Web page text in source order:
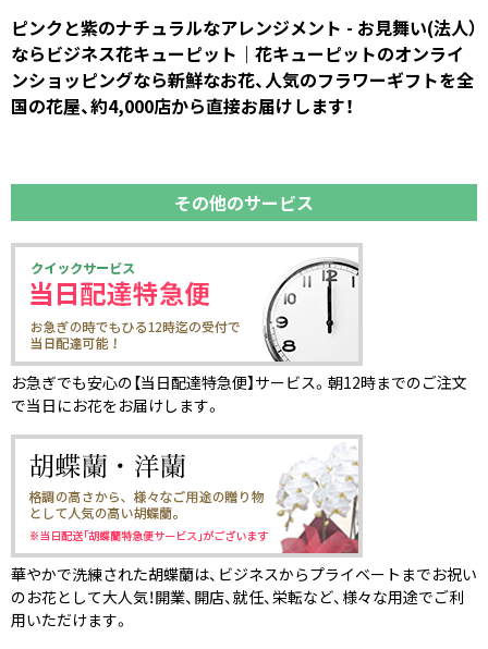
ピンクと紫のナチュラルなアレンジメント - お見舞い(法人）
ならビジネス花キューピット｜花キューピットのオンライ
ンショッピングなら新鮮なお花、人気のフラワーギフトを全
国の花屋、約4,000店から直接お届けします！
その他のサービス
お急ぎでも安心の【当日配達特急便】サービス。朝12時までのご注文
で当日にお花をお届けします。
華やかで洗練された胡蝶蘭は、ビジネスからプライベートまでお祝い
のお花として大人気！開業、開店、就任、栄転など、様々な用途でご利
用いただけます。